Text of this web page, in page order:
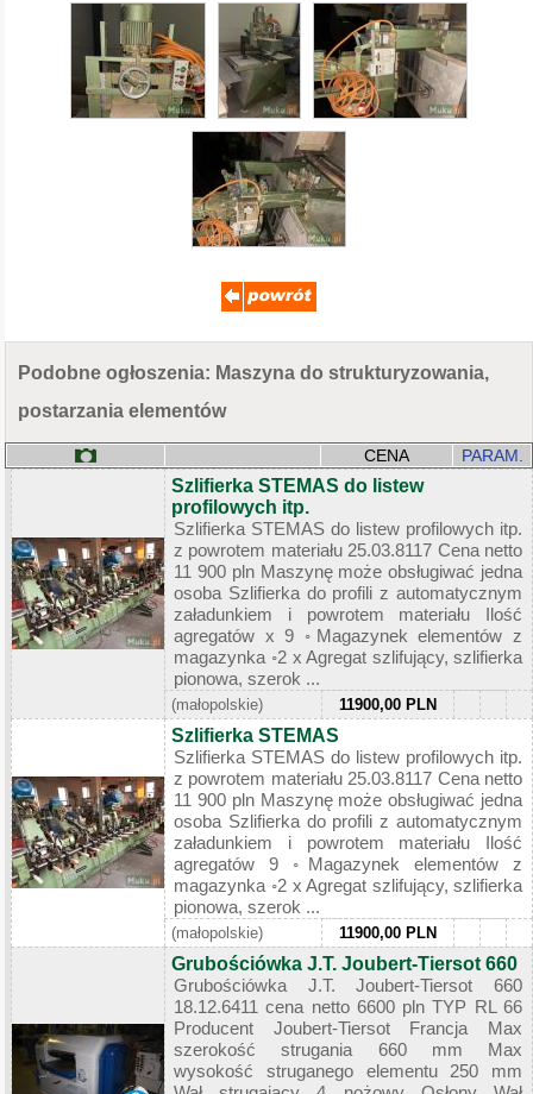
Podobne ogłoszenia: Maszyna do strukturyzowania,
postarzania elementów
CENA PARAM.
Szlifierka STEMAS do listew
profilowych itp.
Szlifierka STEMAS do listew profilowych itp.
z powrotem materiału 25.03.8117 Cena netto
11 900 pln Maszynę może obsługiwać jedna
osoba Szlifierka do profili z automatycznym
załadunkiem i powrotem materiału Ilość
agregatów x 9 ◦Magazynek elementów z
magazynka ◦2 x Agregat szlifujący, szlifierka
pionowa, szerok ...
(małopolskie) 11900,00 PLN
Szlifierka STEMAS
Szlifierka STEMAS do listew profilowych itp.
z powrotem materiału 25.03.8117 Cena netto
11 900 pln Maszynę może obsługiwać jedna
osoba Szlifierka do profili z automatycznym
załadunkiem i powrotem materiału Ilość
agregatów 9 ◦Magazynek elementów z
magazynka ◦2 x Agregat szlifujący, szlifierka
pionowa, szerok ...
(małopolskie) 11900,00 PLN
Grubościówka J.T. Joubert-Tiersot 660
Grubościówka J.T. Joubert-Tiersot 660
18.12.6411 cena netto 6600 pln TYP RL 66
Producent Joubert-Tiersot Francja Max
szerokość strugania 660 mm Max
wysokość struganego elementu 250 mm